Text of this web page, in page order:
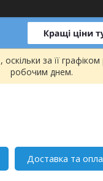
за її
робочим днем.
Доставка та